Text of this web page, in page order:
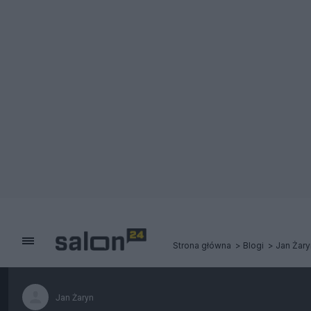
Strona główna Blogi Jan
Jan Żaryn